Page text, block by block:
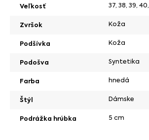
Veľkosť 37, 38, 39, 40,
Zvršok Koža
Podšívka Koža
Podošva Syntetika
Farba hnedá
Štýl Dámske
Podrážka hrúbka 5 cm